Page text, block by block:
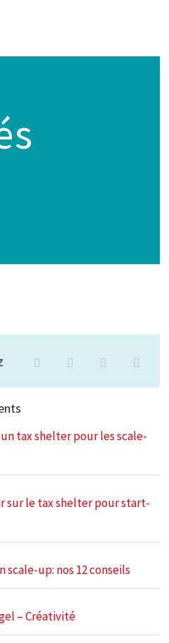
tax shelter pour les scale-
sur le tax shelter pour start-
scale-up: nos 12 conseils
– Créativité